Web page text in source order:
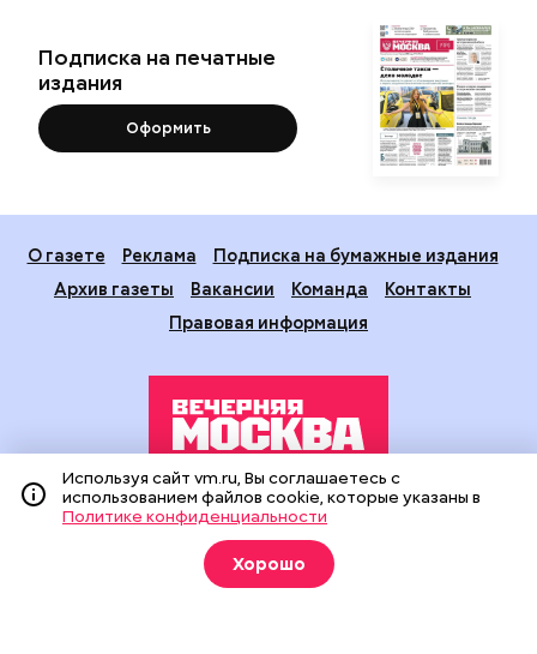
Подписка на печатные
издания
Оформить
О газете Реклама
Подписка на бумажные издания
Архив газеты
Вакансии Команда
Контакты
Правовая информация
Издание создано при финансовой поддержке Департамента
средств массовой информации и рекламы города Москвы.
На сайте применяются рекомендательные технологии
(информационные технологии предоставления информации
на основе сбора, систематизации и анализа сведений,
Используя сайт vm.ru, Вы соглашаетесь с
использованием файлов cookie, которые указаны в
Политике конфиденциальности
Хорошо